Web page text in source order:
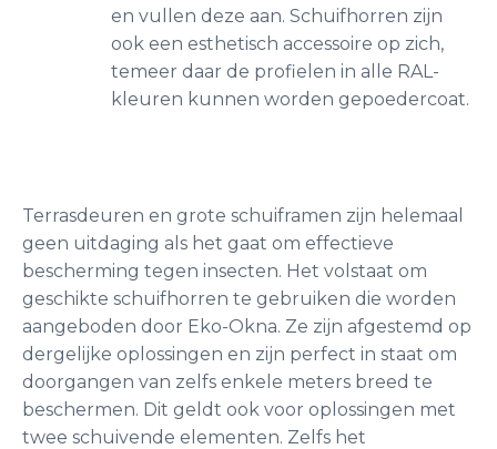
en vullen deze aan. Schuifhorren zijn
ook een esthetisch accessoire op zich,
temeer daar de profielen in alle RAL-
kleuren kunnen worden gepoedercoat.
Terrasdeuren en grote schuiframen zijn helemaal
geen uitdaging als het gaat om effectieve
bescherming tegen insecten. Het volstaat om
geschikte schuifhorren te gebruiken die worden
aangeboden door Eko-Okna. Ze zijn afgestemd op
dergelijke oplossingen en zijn perfect in staat om
doorgangen van zelfs enkele meters breed te
beschermen. Dit geldt ook voor oplossingen met
twee schuivende elementen. Zelfs het